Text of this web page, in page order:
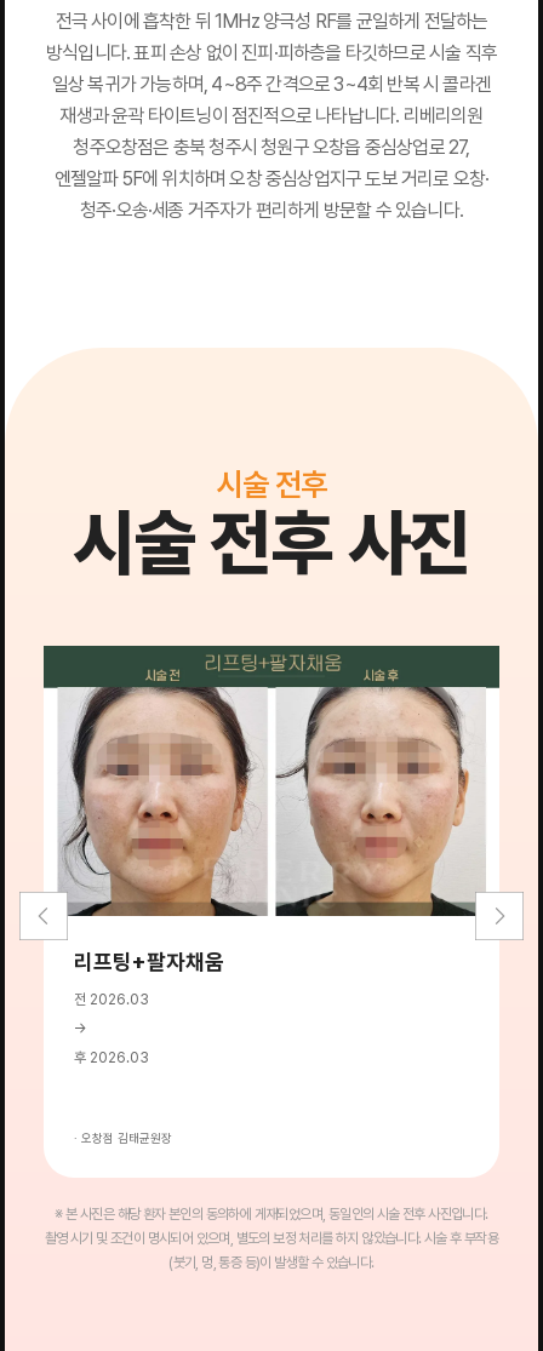
전극 사이에 흡착한 뒤 1MHz 양극성 RF를 균일하게 전달하는
방식입니다. 표피 손상 없이 진피·피하층을 타깃하므로 시술 직후
일상 복귀가 가능하며, 4~8주 간격으로 3~4회 반복 시 콜라겐
재생과 윤곽 타이트닝이 점진적으로 나타납니다. 리베리의원
청주오창점은 충북 청주시 청원구 오창읍 중심상업로 27,
엔젤알파 5F에 위치하며 오창 중심상업지구 도보 거리로 오창·
청주·오송·세종 거주자가 편리하게 방문할 수 있습니다.
시술 전후
시술 전후 사진
리프팅+팔자채움
전 2026.03
→
후 2026.03
· 오창점 김태균원장
※ 본 사진은 해당 환자 본인의 동의하에 게재되었으며, 동일인의 시술 전후 사진입니다.
촬영 시기 및 조건이 명시되어 있으며, 별도의 보정 처리를 하지 않았습니다. 시술 후 부작용
(붓기, 멍, 통증 등)이 발생할 수 있습니다.